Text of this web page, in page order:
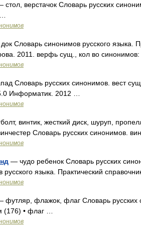
стол, верстачок Словарь русских
Словарь синонимов русского языка.
2011. верфь сущ., кол во синонимов:
Словарь русских синонимов. вест
Информатик. 2012 …
винтик, жесткий диск, шуруп,
Словарь русских синонимов.
— чудо ребенок Словарь русских
русского языка. Практический
футляр, флажок, флаг Словарь русских
(176) • флаг …